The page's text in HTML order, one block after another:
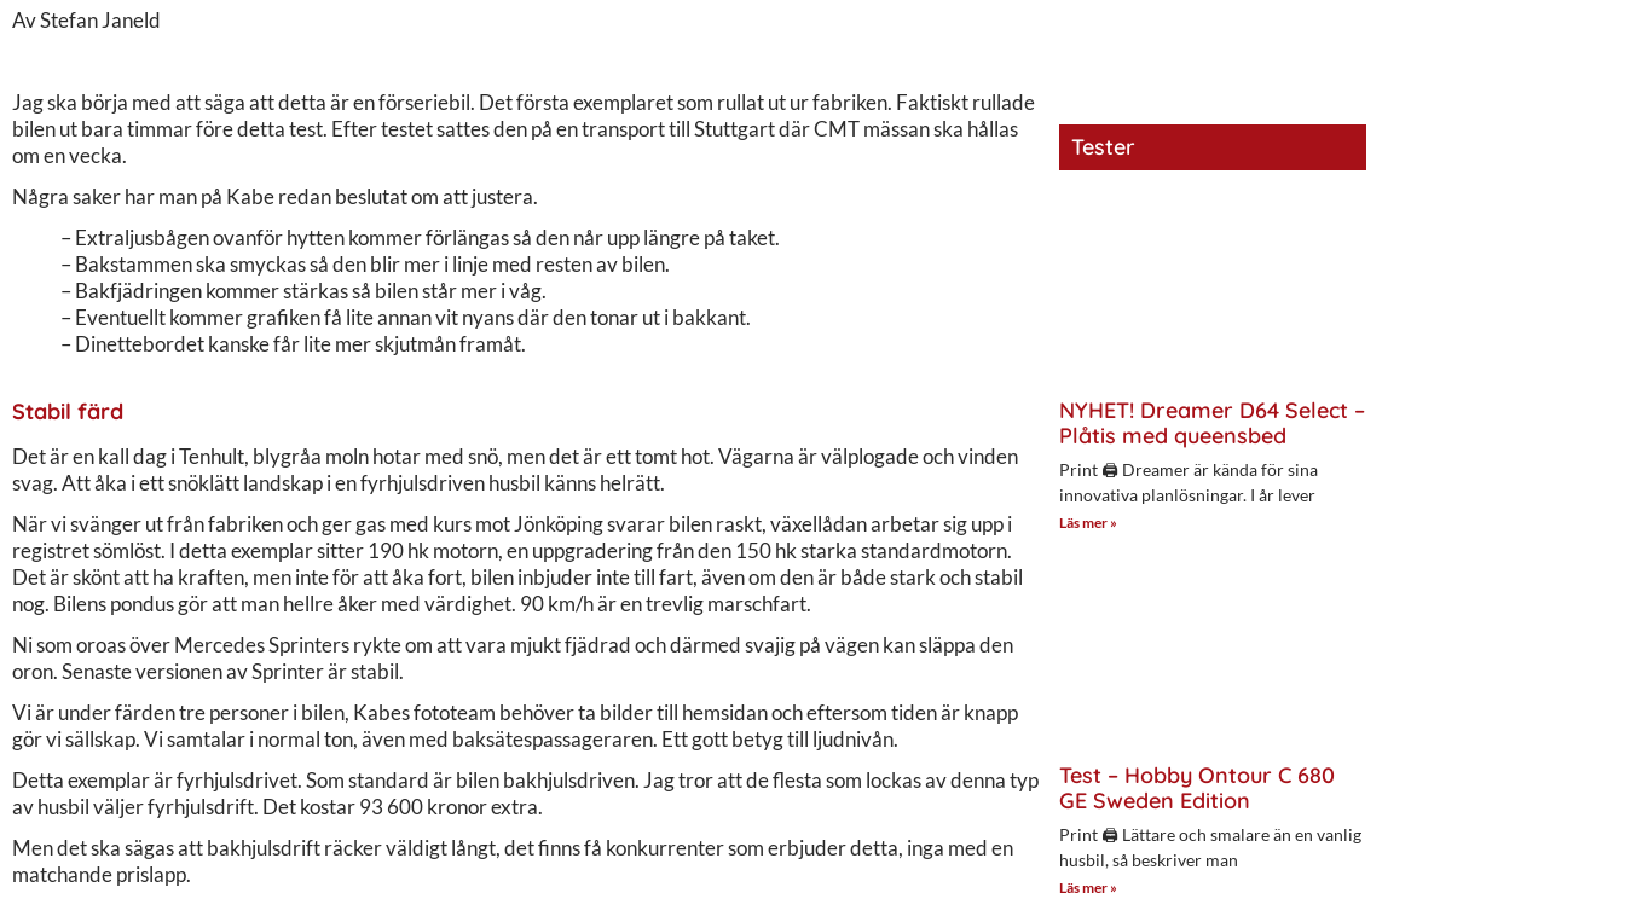
Av Stefan Janeld
Jag ska börja med att säga att detta är en förseriebil. Det första exemplaret som rullat ut ur fabriken. Faktiskt rullade
bilen ut bara timmar före detta test. Efter testet sattes den på en transport till Stuttgart där CMT mässan ska hållas
om en vecka.
Några saker har man på Kabe redan beslutat om att justera.
– Extraljusbågen ovanför hytten kommer förlängas så den når upp längre på taket.
– Bakstammen ska smyckas så den blir mer i linje med resten av bilen.
– Bakfjädringen kommer stärkas så bilen står mer i våg.
– Eventuellt kommer grafiken få lite annan vit nyans där den tonar ut i bakkant.
– Dinettebordet kanske får lite mer skjutmån framåt.
Stabil färd
Det är en kall dag i Tenhult, blygråa moln hotar med snö, men det är ett tomt hot. Vägarna är välplogade och vinden
svag. Att åka i ett snöklätt landskap i en fyrhjulsdriven husbil känns helrätt.
När vi svänger ut från fabriken och ger gas med kurs mot Jönköping svarar bilen raskt, växellådan arbetar sig upp i
registret sömlöst. I detta exemplar sitter 190 hk motorn, en uppgradering från den 150 hk starka standardmotorn.
Det är skönt att ha kraften, men inte för att åka fort, bilen inbjuder inte till fart, även om den är både stark och stabil
nog. Bilens pondus gör att man hellre åker med värdighet. 90 km/h är en trevlig marschfart.
Ni som oroas över Mercedes Sprinters rykte om att vara mjukt fjädrad och därmed svajig på vägen kan släppa den
oron. Senaste versionen av Sprinter är stabil.
Vi är under färden tre personer i bilen, Kabes fototeam behöver ta bilder till hemsidan och eftersom tiden är knapp
gör vi sällskap. Vi samtalar i normal ton, även med baksätespassageraren. Ett gott betyg till ljudnivån.
Detta exemplar är fyrhjulsdrivet. Som standard är bilen bakhjulsdriven. Jag tror att de flesta som lockas av denna typ
av husbil väljer fyrhjulsdrift. Det kostar 93 600 kronor extra.
Men det ska sägas att bakhjulsdrift räcker väldigt långt, det finns få konkurrenter som erbjuder detta, inga med en
matchande prislapp.
Tester
NYHET! Dreamer D64 Select –
Plåtis med queensbed
Print 🖨 Dreamer är kända för sina
innovativa planlösningar. I år lever
Läs mer »
Test – Hobby Ontour C 680
GE Sweden Edition
Print 🖨 Lättare och smalare än en vanlig
husbil, så beskriver man
Läs mer »